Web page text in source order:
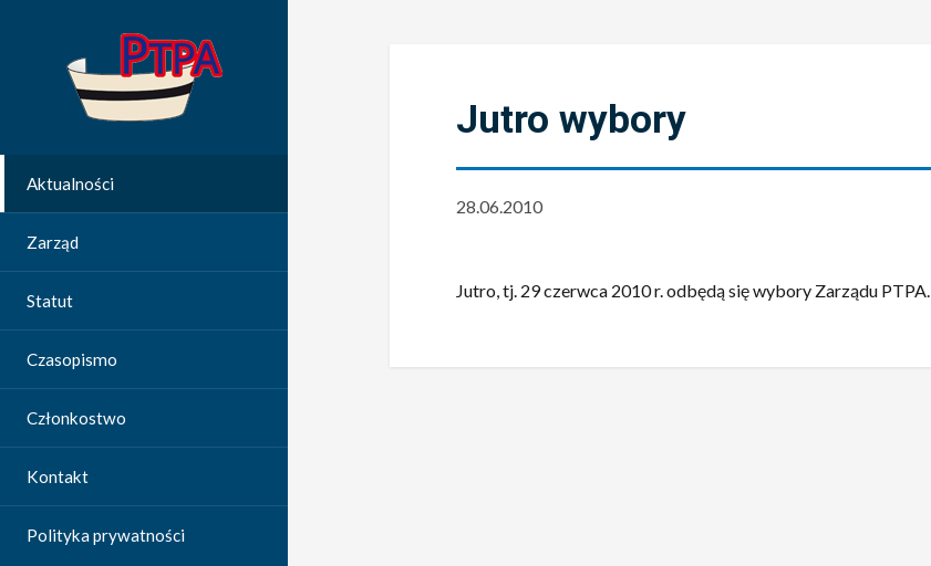
Aktualności
Zarząd
Statut
Czasopismo
Członkostwo
Kontakt
Polityka prywatności
Jutro wybory
28.06.2010
Jutro, tj. 29 czerwca 2010 r. odbędą się wybory Zarządu PTPA.